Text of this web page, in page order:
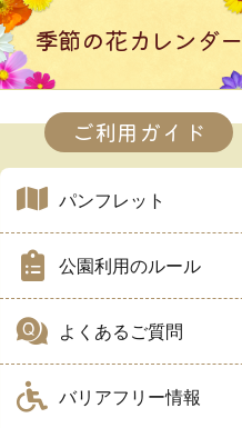
季節の花カレンダー
ご利用ガイド
パンフレット
公園利用のルール
よくあるご質問
バリアフリー情報